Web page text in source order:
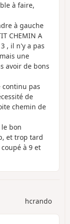
à faire,
à gauche
CHEMIN A
3 , il n'y a pas
une
avoir de bons
continu pas
de
chemin de
bon
et trop tard
à 9 et
hcrando